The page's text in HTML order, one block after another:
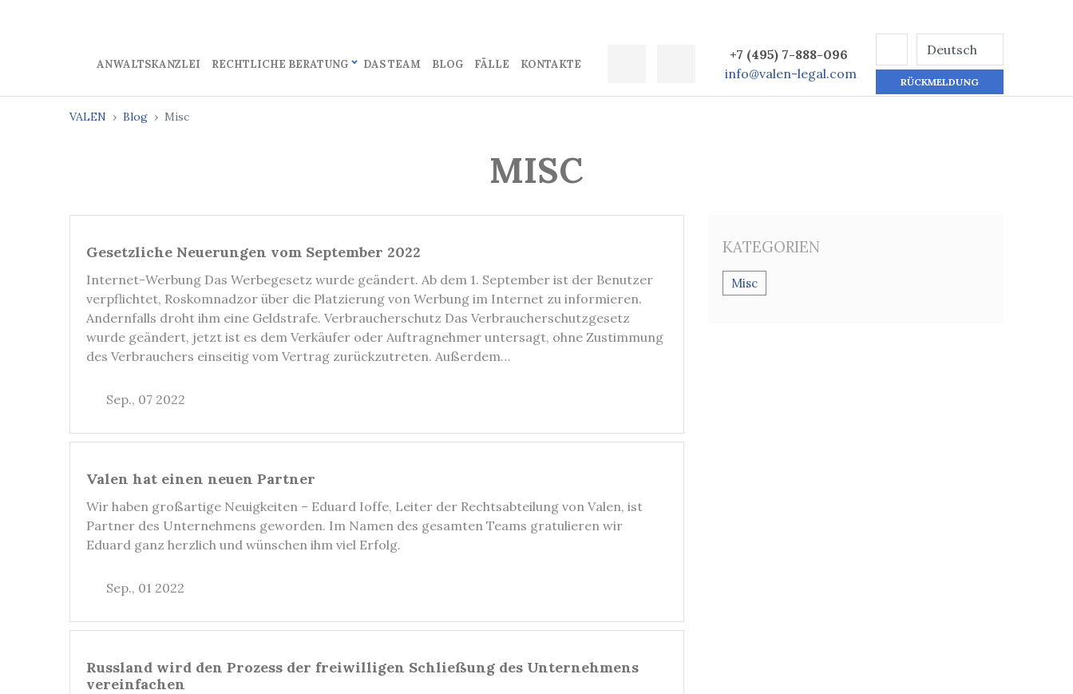
ANWALTSKANZLEI RECHTLICHE BERATUNG DAS TEAM BLOG FÄLLE KONTAKTЕ
+7 (495) 7-888-096
info@valen-legal.com
RÜCKMELDUNG
VALEN Blog Misc
MISC
Gesetzliche Neuerungen vom September 2022
Internet-Werbung Das Werbegesetz wurde geändert. Ab dem 1. September ist der Benutzer
verpflichtet, Roskomnadzor über die Platzierung von Werbung im Internet zu informieren.
Andernfalls droht ihm eine Geldstrafe. Verbraucherschutz Das Verbraucherschutzgesetz
wurde geändert, jetzt ist es dem Verkäufer oder Auftragnehmer untersagt, ohne Zustimmung
des Verbrauchers einseitig vom Vertrag zurückzutreten. Außerdem…
Sep., 07 2022
Valen hat einen neuen Partner
Wir haben großartige Neuigkeiten – Eduard Ioffe, Leiter der Rechtsabteilung von Valen, ist
Partner des Unternehmens geworden. Im Namen des gesamten Teams gratulieren wir
Eduard ganz herzlich und wünschen ihm viel Erfolg.
Sep., 01 2022
Russland wird den Prozess der freiwilligen Schließung des Unternehmens
vereinfachen
KATEGORIEN
Misc